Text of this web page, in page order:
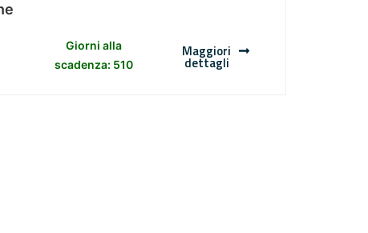
Giorni alla
scadenza: 510
Maggiori
dettagli